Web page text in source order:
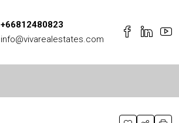
+66812480823
info@vivarealestates.com